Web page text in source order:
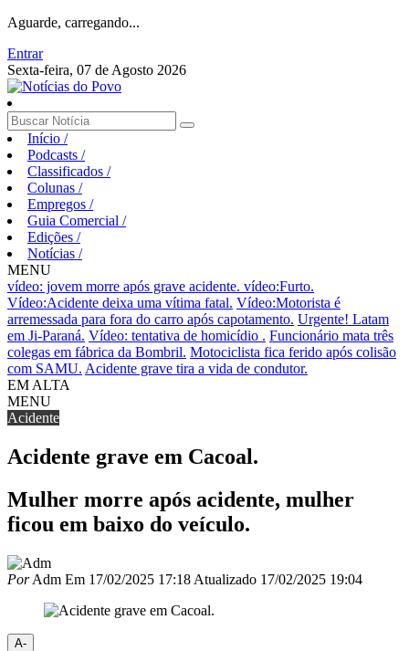
Aguarde, carregando...
Entrar
Sexta-feira, 07 de Agosto 2026
Início /
Podcasts /
Classificados /
Colunas /
Empregos /
Guia Comercial /
Edições /
Notícias /
MENU
vídeo: jovem morre após grave acidente. vídeo:Furto.
Vídeo:Acidente deixa uma vítima fatal. Vídeo:Motorista é
arremessada para fora do carro após capotamento. Urgente! Latam
em Ji-Paraná. Vídeo: tentativa de homicídio . Funcionário mata três
colegas em fábrica da Bombril. Motociclista fica ferido após colisão
com SAMU. Acidente grave tira a vida de condutor.
EM ALTA
MENU
Acidente
Acidente grave em Cacoal.
Mulher morre após acidente, mulher
ficou em baixo do veículo.
PorAdm Em 17/02/2025 17:18 Atualizado 17/02/2025 19:04
A-